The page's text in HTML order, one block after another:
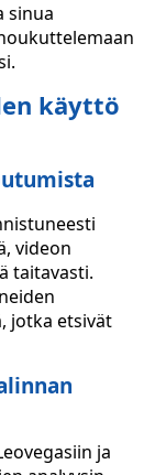
sinua
käyttö
videon
taitavasti.
jotka etsivät
ja